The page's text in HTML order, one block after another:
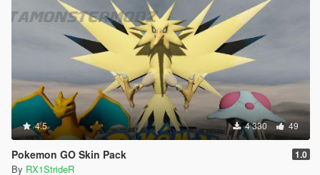
4.5 4 330 49
Pokemon GO Skin Pack 1.0
By RX1StrideR